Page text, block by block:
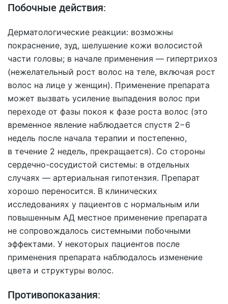
Побочные действия:
Дерматологические реакции: возможны
покраснение, зуд, шелушение кожи волосистой
части головы; в начале применения — гипертрихоз
(нежелательный рост волос на теле, включая рост
волос на лице у женщин). Применение препарата
может вызвать усиление выпадения волос при
переходе от фазы покоя к фазе роста волос (это
временное явление наблюдается спустя 2−6
недель после начала терапии и постепенно,
в течение 2 недель, прекращается). Со стороны
сердечно-сосудистой системы: в отдельных
случаях — артериальная гипотензия. Препарат
хорошо переносится. В клинических
исследованиях у пациентов с нормальным или
повышенным АД местное применение препарата
не сопровождалось системными побочными
эффектами. У некоторых пациентов после
применения препарата наблюдалось изменение
цвета и структуры волос.
Противопоказания: